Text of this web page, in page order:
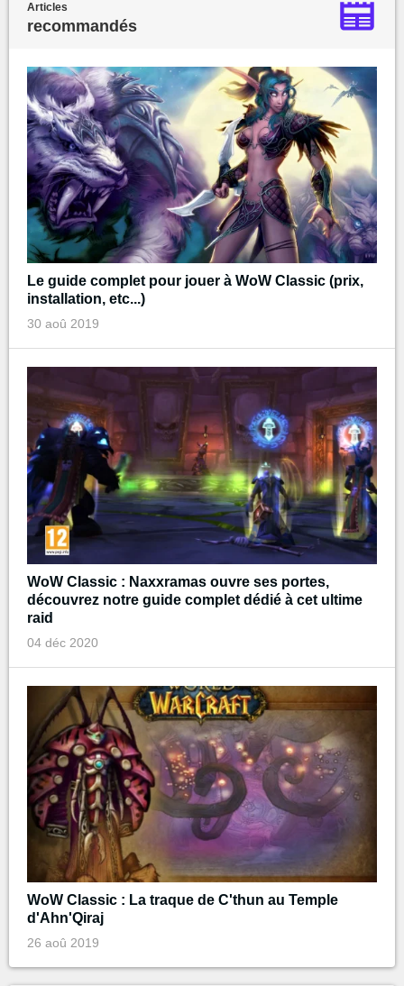
Articles
recommandés
Le guide complet pour jouer à WoW Classic (prix,
installation, etc...)
30 aoû 2019
WoW Classic : Naxxramas ouvre ses portes,
découvrez notre guide complet dédié à cet ultime
raid
04 déc 2020
WoW Classic : La traque de C'thun au Temple
d'Ahn'Qiraj
26 aoû 2019